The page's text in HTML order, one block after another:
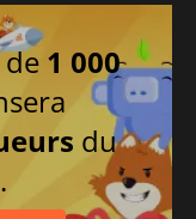
1 000
du